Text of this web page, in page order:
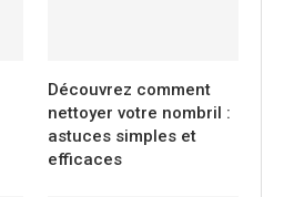
Découvrez comment
nettoyer votre nombril :
astuces simples et
efficaces